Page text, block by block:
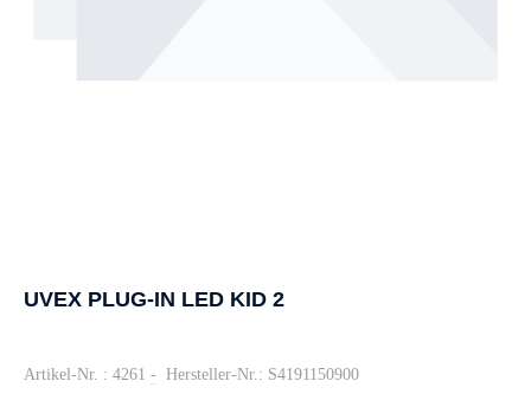
UVEX PLUG-IN LED KID 2
Artikel-Nr. : 4261 - Hersteller-Nr.: S4191150900